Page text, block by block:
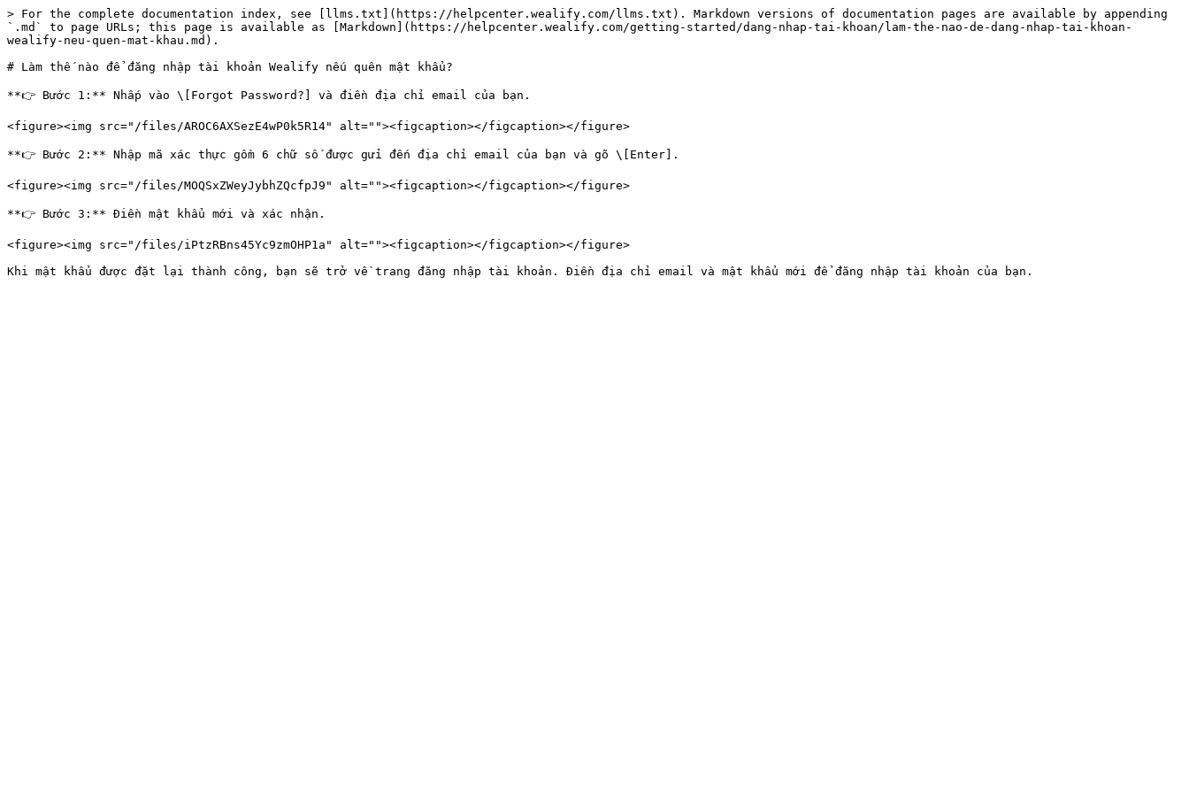
> For the complete documentation index, see [llms.txt](https://helpcenter.wealify.com/llms.txt). Markdown versions of documentation pages are available by appending
`.md` to page URLs; this page is available as [Markdown](https://helpcenter.wealify.com/getting-started/dang-nhap-tai-khoan/lam-the-nao-de-dang-nhap-tai-khoan-
wealify-neu-quen-mat-khau.md).
# Làm thế nào để đăng nhập tài khoản Wealify nếu quên mật khẩu?
**👉 Bước 1:** Nhấp vào \[Forgot Password?] và điền địa chỉ email của bạn.
<figure><img src="/files/AROC6AXSezE4wP0k5R14" alt=""><figcaption></figcaption></figure>
**👉 Bước 2:** Nhập mã xác thực gồm 6 chữ số được gửi đến địa chỉ email của bạn và gõ \[Enter].
<figure><img src="/files/MOQSxZWeyJybhZQcfpJ9" alt=""><figcaption></figcaption></figure>
**👉 Bước 3:** Điền mật khẩu mới và xác nhận.
<figure><img src="/files/iPtzRBns45Yc9zmOHP1a" alt=""><figcaption></figcaption></figure>